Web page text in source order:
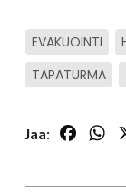
EVAKUOINTI
TAPATURMA
Jaa: